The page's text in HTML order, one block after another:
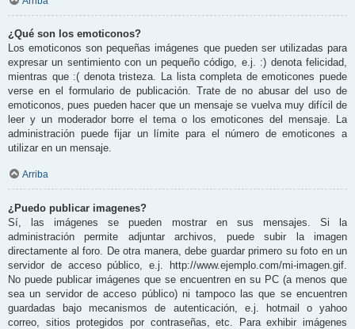
¿Qué son los emoticonos?
Los emoticonos son pequeñas imágenes que pueden ser utilizadas para
expresar un sentimiento con un pequeño código, e.j. :) denota felicidad,
mientras que :( denota tristeza. La lista completa de emoticones puede
verse en el formulario de publicación. Trate de no abusar del uso de
emoticonos, pues pueden hacer que un mensaje se vuelva muy difícil de
leer y un moderador borre el tema o los emoticones del mensaje. La
administración puede fijar un límite para el número de emoticones a
utilizar en un mensaje.
Arriba
¿Puedo publicar imagenes?
Sí, las imágenes se pueden mostrar en sus mensajes. Si la
administración permite adjuntar archivos, puede subir la imagen
directamente al foro. De otra manera, debe guardar primero su foto en un
servidor de acceso público, e.j. http://www.ejemplo.com/mi-imagen.gif.
No puede publicar imágenes que se encuentren en su PC (a menos que
sea un servidor de acceso público) ni tampoco las que se encuentren
guardadas bajo mecanismos de autenticación, e.j. hotmail o yahoo
correo, sitios protegidos por contraseñas, etc. Para exhibir imágenes